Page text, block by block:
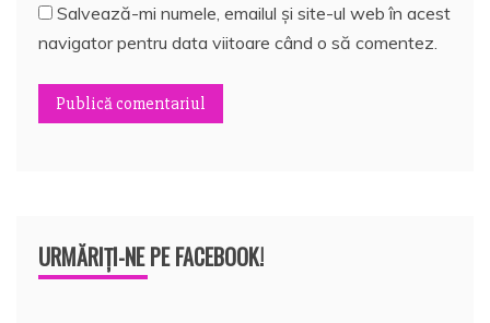
Salvează-mi numele, emailul și site-ul web în acest
navigator pentru data viitoare când o să comentez.
URMĂRIȚI-NE PE FACEBOOK!